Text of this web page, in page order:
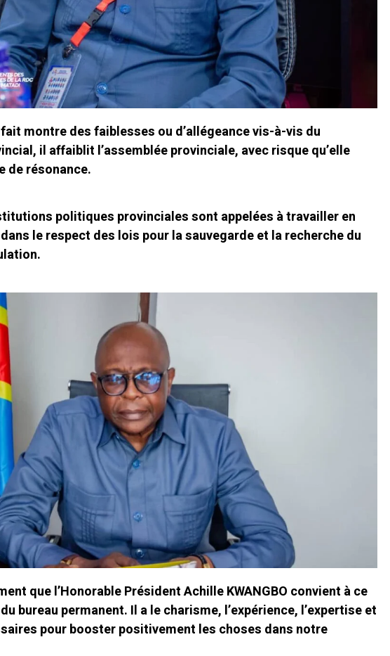
montre des faiblesses ou d’allégeance vis-à-vis du
il affaiblit l’assemblée provinciale, avec risque qu’elle
de résonance.
politiques provinciales sont appelées à travailler en
le respect des lois pour la sauvegarde et la recherche du
que l’Honorable Président Achille KWANGBO convient à ce
bureau permanent. Il a le charisme, l’expérience, l’expertise et
pour booster positivement les choses dans notre